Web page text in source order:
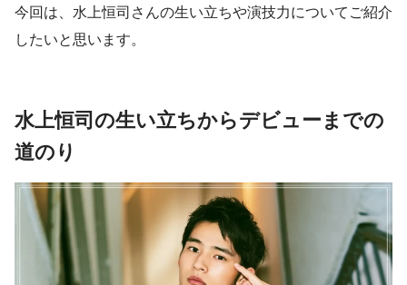
今回は、水上恒司さんの生い立ちや演技力についてご紹介
したいと思います。
水上恒司の生い立ちからデビューまでの
道のり